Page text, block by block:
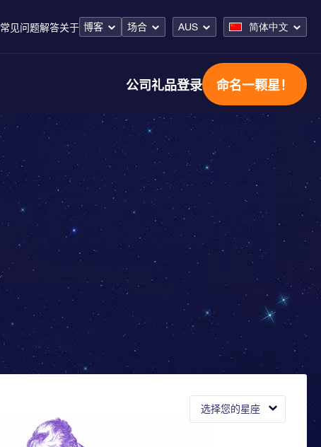
常见问题解答关于 博客 场合 AUS 简体中文
公司礼品登录 命名一颗星！
选择您的星座